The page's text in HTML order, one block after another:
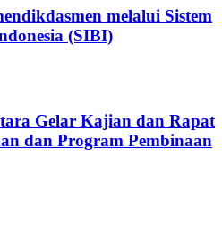
melalui Sistem
(SIBI)
Gelar Kajian dan Rapat
dan Program Pembinaan